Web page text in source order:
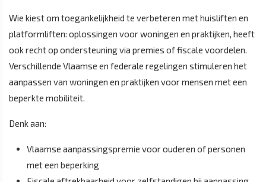
Wie kiest om toegankelijkheid te verbeteren met huisliften en
platformliften: oplossingen voor woningen en praktijken, heeft
ook recht op ondersteuning via premies of fiscale voordelen.
Verschillende Vlaamse en federale regelingen stimuleren het
aanpassen van woningen en praktijken voor mensen met een
beperkte mobiliteit.
Denk aan:
Vlaamse aanpassingspremie voor ouderen of personen
met een beperking